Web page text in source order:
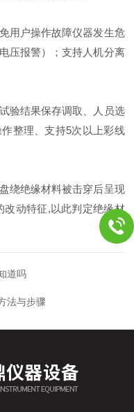
户操作故障仪器发生危
压报警）；支持人机分离
试验结果保存调取、人员选
整理、支持5次以上彩线
绝缘材料被击穿后呈现
改动特征,以此判定绝缘材
道吗
法与步骤